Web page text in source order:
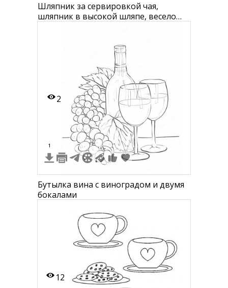
Шляпник за сервировкой чая,
шляпник в высокой шляпе, весело
2
1
Бутылка вина с виноградом и двумя
бокалами
12